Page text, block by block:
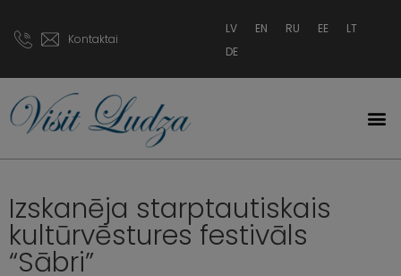
Kontaktai
LV EN RU EE
LT
DE
Izskanēja starptautiskais
kultūrvēstures festivāls
“Sābri”